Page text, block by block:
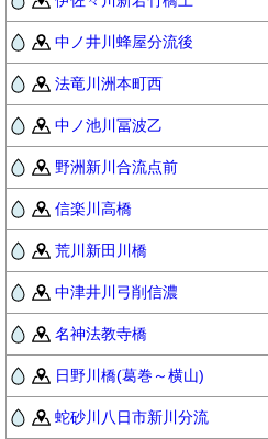
中ノ井川蜂屋分流後
法竜川洲本町西
中ノ池川冨波乙
野洲新川合流点前
信楽川高橋
荒川新田川橋
中津井川弓削信濃
名神法教寺橋
日野川橋(葛巻～横山)
蛇砂川八日市新川分流